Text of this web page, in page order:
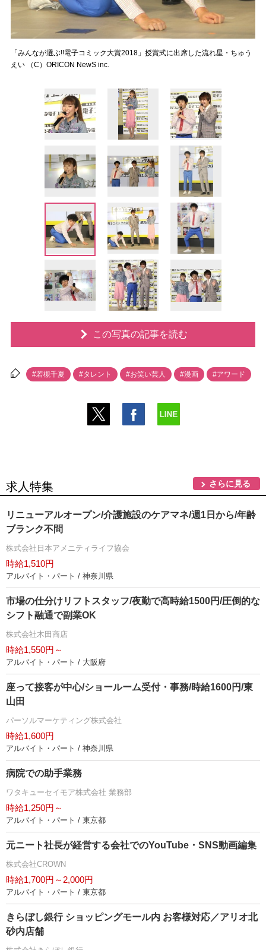
「みんなが選ぶ!!電子コミック大賞2018」授賞式に出席した流れ星・ちゅう
えい （C）ORICON NewS inc.
この写真の記事を読む
#若槻千夏 #タレント #お笑い芸人 #漫画 #アワード
求人特集 さらに見る
リニューアルオープン/介護施設のケアマネ/週1日から/年齢
ブランク不問
株式会社日本アメニティライフ協会
時給1,510円
アルバイト・パート / 神奈川県
市場の仕分けリフトスタッフ/夜勤で高時給1500円/圧倒的な
シフト融通で副業OK
株式会社木田商店
時給1,550円～
アルバイト・パート / 大阪府
座って接客が中心/ショールーム受付・事務/時給1600円/東
山田
パーソルマーケティング株式会社
時給1,600円
アルバイト・パート / 神奈川県
病院での助手業務
ワタキューセイモア株式会社 業務部
時給1,250円～
アルバイト・パート / 東京都
元ニート社長が経営する会社でのYouTube・SNS動画編集
株式会社CROWN
時給1,700円～2,000円
アルバイト・パート / 東京都
きらぼし銀行 ショッピングモール内 お客様対応／アリオ北
砂内店舗